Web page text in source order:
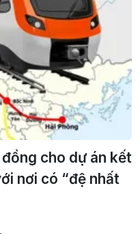
cho dự án kết
nơi có “đệ nhất